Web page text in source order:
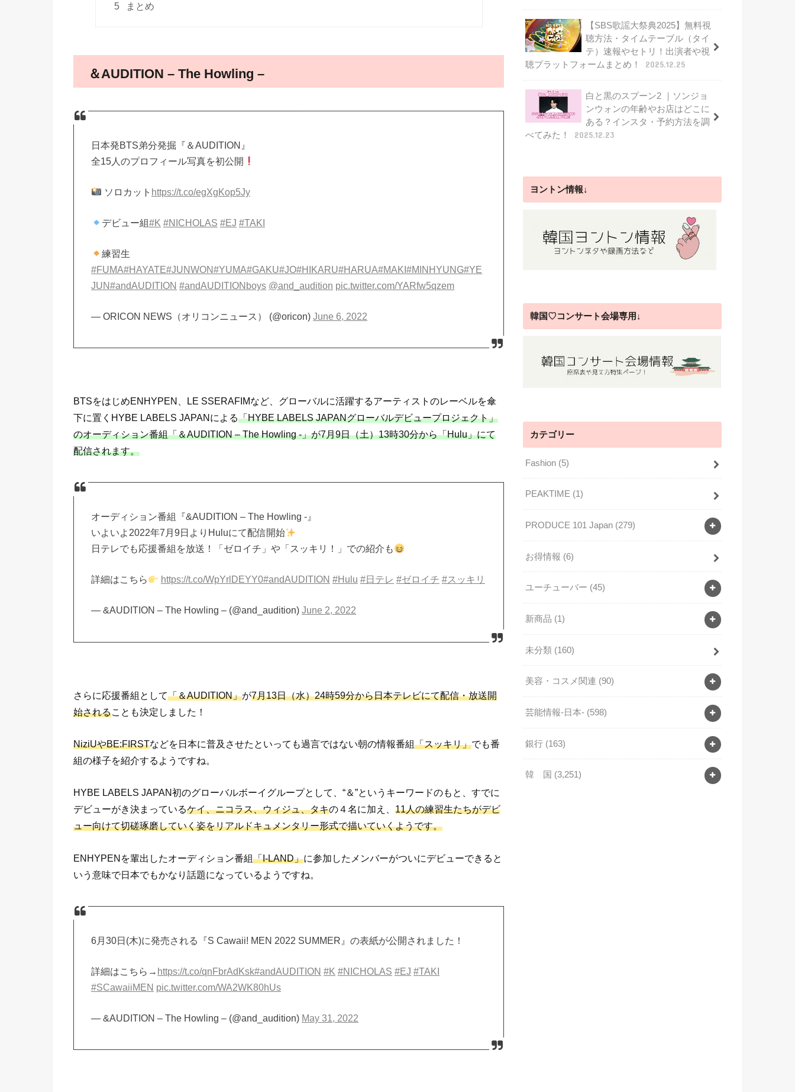
5 まとめ
＆AUDITION – The Howling –
日本発BTS弟分発掘『＆AUDITION』
全15人のプロフィール写真を初公開
ソロカット https://t.co/egXgKop5Jy
デビュー組#K #NICHOLAS #EJ #TAKI
練習生
#FUMA#HAYATE#JUNWON#YUMA#GAKU#JO#HIKARU#HARUA#MAKI#MINHYUNG#YE
JUN#andAUDITION #andAUDITIONboys @and_audition pic.twitter.com/YARfw5qzem
— ORICON NEWS（オリコンニュース） (@oricon)June 6, 2022
BTSをはじめENHYPEN、LE SSERAFIMなど、グローバルに活躍するアーティストのレーベルを傘
下に置くHYBE LABELS JAPANによる「HYBE LABELS JAPANグローバルデビュープロジェクト」
のオーディション番組「＆AUDITION – The Howling -」が7月9日（土）13時30分から「Hulu」にて
配信されます。
オーディション番組『&AUDITION – The Howling -』
いよいよ2022年7月9日よりHuluにて配信開始
日テレでも応援番組を放送！「ゼロイチ」や「スッキリ！」での紹介も
詳細はこちら https://t.co/WpYrlDEYY0#andAUDITION #Hulu #日テレ #ゼロイチ #スッキリ
— &AUDITION – The Howling – (@and_audition)June 2, 2022
さらに応援番組として「＆AUDITION」が7月13日（水）24時59分から日本テレビにて配信・放送開
始されることも決定しました！
NiziUやBE:FIRSTなどを日本に普及させたといっても過言ではない朝の情報番組「スッキリ」でも番
組の様子を紹介するようですね。
HYBE LABELS JAPAN初のグローバルボーイグループとして、“＆”というキーワードのもと、すでに
デビューがき決まっているケイ、ニコラス、ウィジュ、タキの４名に加え、 11人の練習生たちがデビ
ュー向けて切磋琢磨していく姿をリアルドキュメンタリー形式で描いていくようです。
ENHYPENを輩出したオーディション番組「I-LAND」に参加したメンバーがついにデビューできると
いう意味で日本でもかなり話題になっているようですね。
6月30日(木)に発売される『S Cawaii! MEN 2022 SUMMER』の表紙が公開されました！
詳細はこちら→ https://t.co/qnFbrAdKsk#andAUDITION #K #NICHOLAS #EJ #TAKI
#SCawaiiMEN pic.twitter.com/WA2WK80hUs
— &AUDITION – The Howling – (@and_audition) May 31, 2022
【SBS歌謡大祭典2025】無料視
聴方法・タイムテーブル（タイ
テ）速報やセトリ！出演者や視
聴プラットフォームまとめ！
2025.12.25
白と黒のスプーン2 ｜ソンジョ
ンウォンの年齢やお店はどこに
ある？インスタ・予約方法を調
べてみた！
2025.12.23
ヨントン情報↓
韓国♡コンサート会場専用↓
カテゴリー
Fashion (5)
PEAKTIME (1)
PRODUCE 101 Japan (279)
お得情報 (6)
ユーチューバー (45)
新商品 (1)
未分類 (160)
美容・コスメ関連 (90)
芸能情報-日本- (598)
銀行 (163)
韓 国 (3,251)